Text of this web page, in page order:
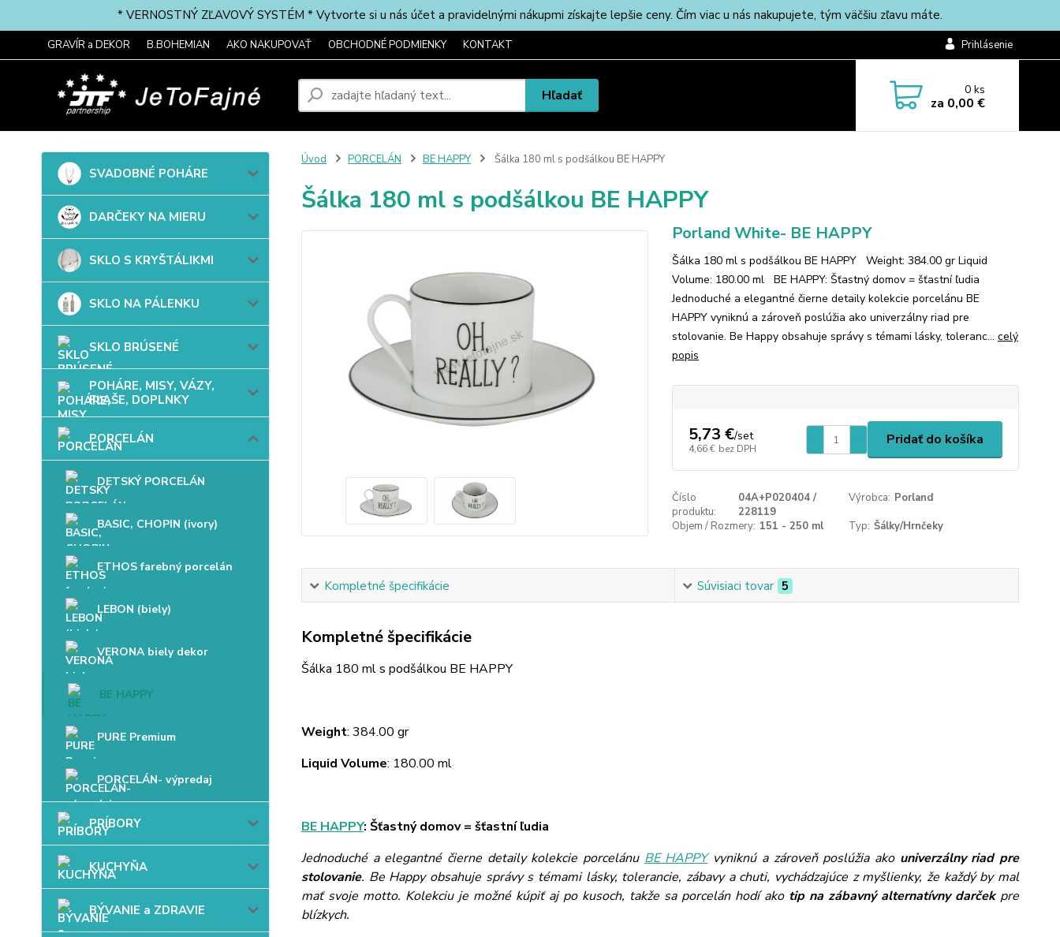
* VERNOSTNÝ ZĽAVOVÝ SYSTÉM * Vytvorte si u nás účet a pravidelnými nákupmi získajte lepšie ceny. Čím viac u nás nakupujete, tým väčšiu zľavu máte.
GRAVÍR a DEKOR B.BOHEMIAN AKO NAKUPOVAŤ OBCHODNÉ PODMIENKY KONTAKT Prihlásenie
Hľadať 0ks
za 0,00 €
SVADOBNÉ POHÁRE
DARČEKY NA MIERU
SKLO S KRYŠTÁLIKMI
SKLO NA PÁLENKU
SKLO BRÚSENÉ
POHÁRE, MISY, VÁZY,
FĽAŠE, DOPLNKY
PORCELÁN
DETSKÝ PORCELÁN
BASIC, CHOPIN (ivory)
ETHOS farebný porcelán
LEBON (biely)
VERONA biely dekor
BE HAPPY
PURE Premium
PORCELÁN- výpredaj
PRÍBORY
KUCHYŇA
BÝVANIE a ZDRAVIE
Úvod PORCELÁN BE HAPPY Šálka 180 ml s podšálkou BE HAPPY
Šálka 180 ml s podšálkou BE HAPPY
Porland White- BE HAPPY
Šálka 180 ml s podšálkou BE HAPPY Weight: 384.00 gr Liquid
Volume: 180.00 ml BE HAPPY: Šťastný domov = šťastní ľudia
Jednoduché a elegantné čierne detaily kolekcie porcelánu BE
HAPPY vyniknú a zároveň poslúžia ako univerzálny riad pre
stolovanie. Be Happy obsahuje správy s témami lásky, toleranc... celý
popis
5,73 €/set
4,66 € bez DPH
Pridať do košíka
Číslo
produktu:
04A+P020404 /
228119
Výrobca: Porland
Objem / Rozmery: 151 - 250 ml Typ: Šálky/Hrnčeky
Kompletné špecifikácie Súvisiaci tovar 5
Kompletné špecifikácie
Šálka 180 ml s podšálkou BE HAPPY
Weight: 384.00 gr
Liquid Volume: 180.00 ml
BE HAPPY: Šťastný domov = šťastní ľudia
Jednoduché a elegantné čierne detaily kolekcie porcelánuBE HAPPYvyniknú a zároveň poslúžia ako univerzálny riad pre
stolovanie. Be Happy obsahuje správy s témami lásky, tolerancie, zábavy a chuti, vychádzajúce z myšlienky, že každý by mal
mať svoje motto. Kolekciu je možné kúpiť aj po kusoch, takže sa porcelán hodí ako tip na zábavný alternatívny darčekpre
blízkych.